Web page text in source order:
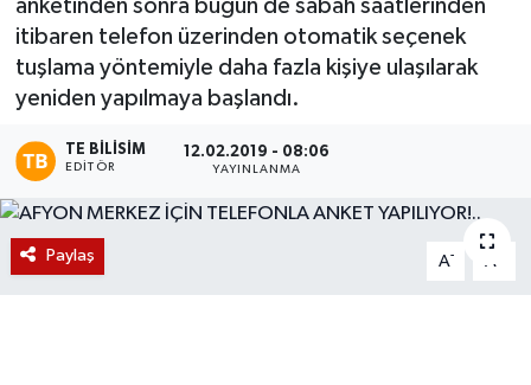
anketinden sonra bugün de sabah saatlerinden
itibaren telefon üzerinden otomatik seçenek
tuşlama yöntemiyle daha fazla kişiye ulaşılarak
yeniden yapılmaya başlandı.
TE BILISIM
EDITÖR
12.02.2019 - 08:06
YAYINLANMA
Paylaş A- A
Magazin
Etkinlikler